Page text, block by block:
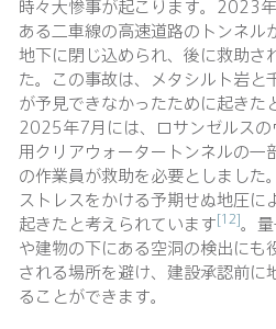
時々大惨事が起こります。2023
ある二車線の高速道路のトンネ
地下に閉じ込められ、後に救助さ
た。この事故は、メタシルト岩と
が予見できなかったために起きた
2025年7月には、ロサンゼルス
用クリアウォータートンネルの一
の作業員が救助を必要としました
ストレスをかける予期せぬ地圧に
起きたと考えられています[12]。
や建物の下にある空洞の検出にも
される場所を避け、建設承認前に
ることができます。